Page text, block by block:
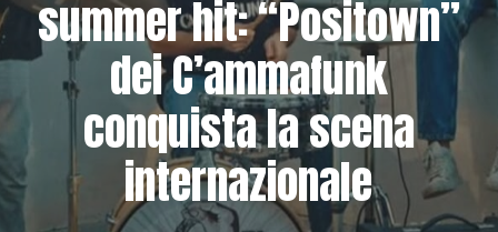
summer hit: “Positown”
dei C’ammafunk
conquista la scena
internazionale